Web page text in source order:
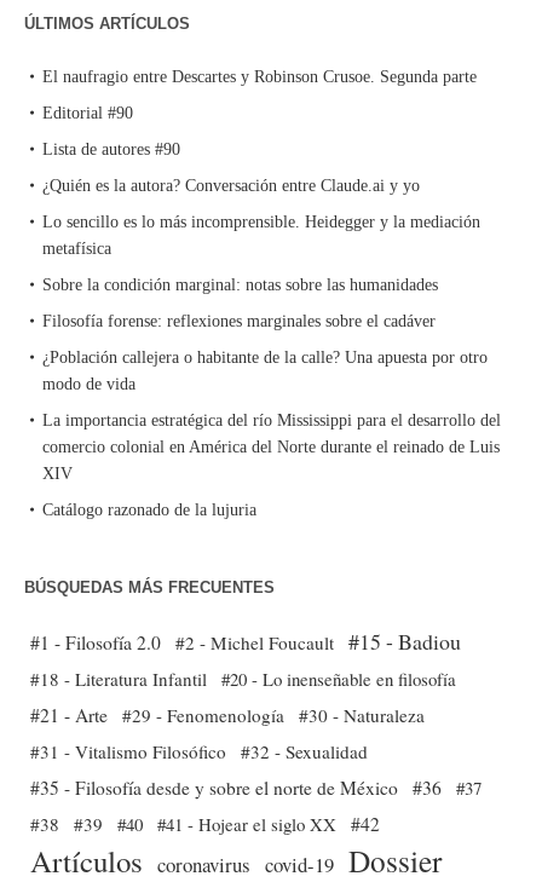
ÚLTIMOS ARTÍCULOS
El naufragio entre Descartes y Robinson Crusoe. Segunda parte
Editorial #90
Lista de autores #90
¿Quién es la autora? Conversación entre Claude.ai y yo
Lo sencillo es lo más incomprensible. Heidegger y la mediación
metafísica
Sobre la condición marginal: notas sobre las humanidades
Filosofía forense: reflexiones marginales sobre el cadáver
¿Población callejera o habitante de la calle? Una apuesta por otro
modo de vida
La importancia estratégica del río Mississippi para el desarrollo del
comercio colonial en América del Norte durante el reinado de Luis
XIV
Catálogo razonado de la lujuria
BÚSQUEDAS MÁS FRECUENTES
#1 - Filosofía 2.0 #2 - Michel Foucault #15 - Badiou
#18 - Literatura Infantil #20 - Lo inenseñable en filosofía
#21 - Arte #29 - Fenomenología
#30 - Naturaleza
#31 - Vitalismo Filosófico
#32 - Sexualidad
#35 - Filosofía desde y sobre el norte de México #36 #37
#38
#39 #40 #41 - Hojear el siglo XX #42
Artículos coronavirus covid-19 Dossier